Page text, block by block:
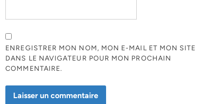
ENREGISTRER MON NOM, MON E-MAIL ET MON SITE
DANS LE NAVIGATEUR POUR MON PROCHAIN
COMMENTAIRE.